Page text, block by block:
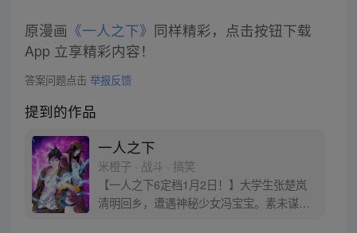
原漫画 《一人之下》 同样精彩，点击按钮下载
App 立享精彩内容！
答案问题点击 举报反馈
提到的作品
一人之下
米橙子 · 战斗 · 搞笑
【一人之下6定档1月2日！】大学生张楚岚
清明回乡，遭遇神秘少女冯宝宝。素未谋面